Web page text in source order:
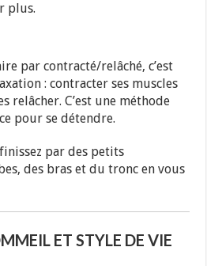
plus.
par contracté/relâché, c’est
: contracter ses muscles
relâcher. C’est une méthode
pour se détendre.
par des petits
des bras et du tronc en vous
ET STYLE DE VIE